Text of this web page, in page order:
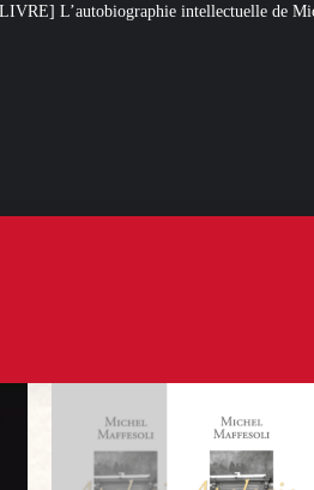
de Michel Maffesoli Pour